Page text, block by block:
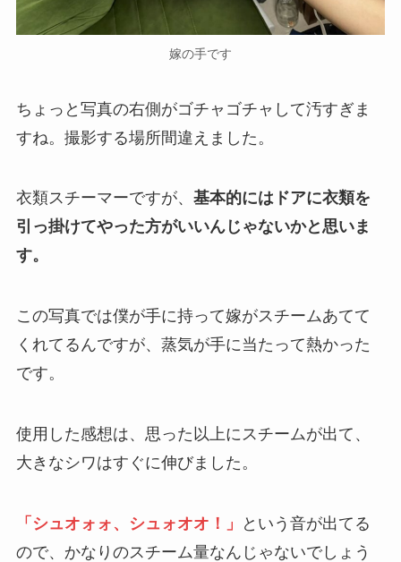
嫁の手です
ちょっと写真の右側がゴチャゴチャして汚すぎま
すね。撮影する場所間違えました。
衣類スチーマーですが、 基本的にはドアに衣類を
引っ掛けてやった方がいいんじゃないかと思いま
す。
この写真では僕が手に持って嫁がスチームあてて
くれてるんですが、蒸気が手に当たって熱かった
です。
使用した感想は、思った以上にスチームが出て、
大きなシワはすぐに伸びました。
「シュオォォ、シュォオオ！」
という音が出てる
ので、かなりのスチーム量なんじゃないでしょう